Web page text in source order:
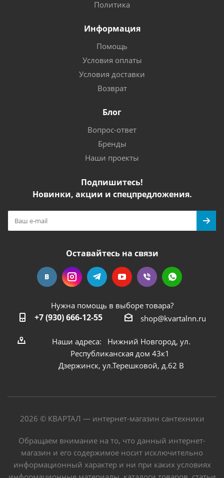
Политика
Информация
Помощь
Условия оплаты
Условия доставки
Возврат
Блог
Вопрос-ответ
Бренды
Наши проекты
Подпишитесь!
Новинки, акции и спецпредложения.
Оставайтесь на связи
Нужна помощь в выборе товара?
+7 (930) 666-12-55 shop@kvartalnn.ru
Наши адреса: Нижний Новгород, ул.
Республиканская дом 43к1
Дзержинск, ул.Терешковой, д.62 В
2026 © КВАРТАЛ — интернет-магазин сантехники
Обращаем внимание на то, что данный интернет-
магазин и его содержимое носит исключительно
информационный характер и ни при каких условиях